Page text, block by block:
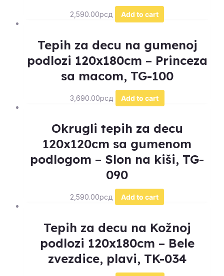
2,590.00рсд Add to cart
Tepih za decu na gumenoj
podlozi 120x180cm – Princeza
sa macom, TG-100
3,690.00рсд Add to cart
Okrugli tepih za decu
120x120cm sa gumenom
podlogom – Slon na kiši, TG-
090
2,590.00рсд Add to cart
Tepih za decu na Kožnoj
podlozi 120x180cm – Bele
zvezdice, plavi, TK-034